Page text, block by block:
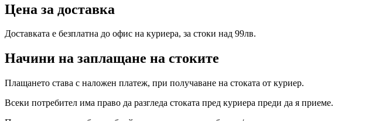
Цена за доставка
Доставката е безплатна до офис на куриера, за стоки над 99лв.
Начини на заплащане на стоките
Плащането става с наложен платеж, при получаване на стоката от куриер.
Всеки потребител има право да разгледа стоката пред куриера преди да я приеме.